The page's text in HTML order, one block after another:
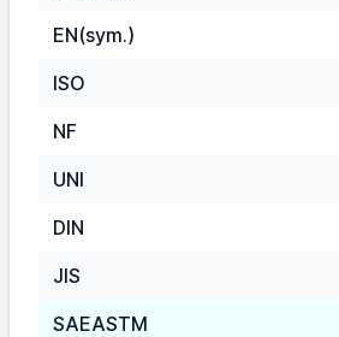
EN(sym.)
ISO
NF
UNI
DIN
JIS
SAEASTM